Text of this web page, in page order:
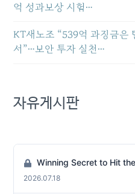
억 성과보상 시험…
KT새노조 “539억 과징금은
서”…보안 투자 실천…
자유게시판
Winning Secret to Hit
2026.07.18